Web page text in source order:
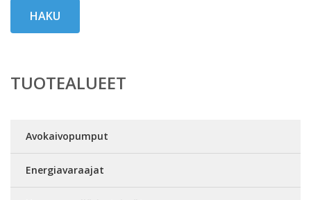
HAKU
TUOTEALUEET
Avokaivopumput
Energiavaraajat